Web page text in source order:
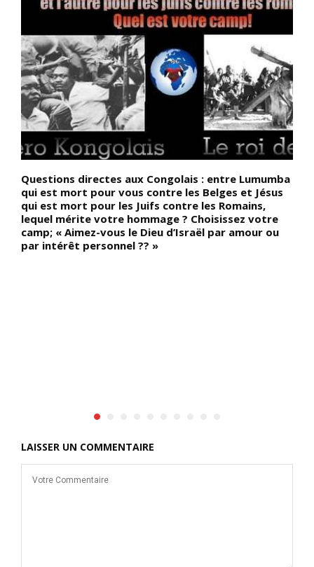
Questions directes aux Congolais : entre Lumumba
qui est mort pour vous contre les Belges et Jésus
qui est mort pour les Juifs contre les Romains,
lequel mérite votre hommage ? Choisissez votre
camp; « Aimez-vous le Dieu d’Israël par amour ou
par intérêt personnel ?? »
LAISSER UN COMMENTAIRE